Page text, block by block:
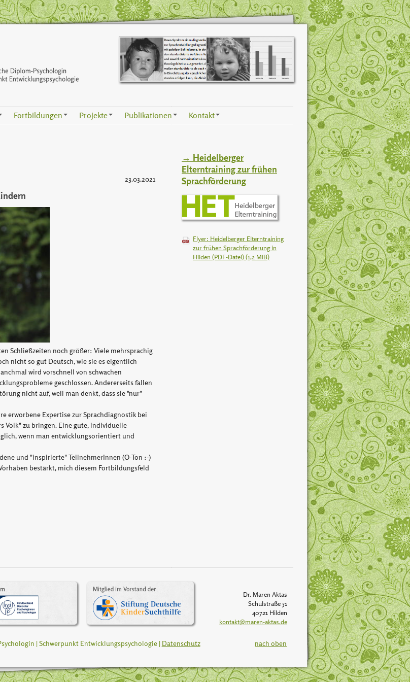
Fortbildungen Projekte Publikationen Kontakt
23.03.2021
Schließzeiten noch größer: Viele mehrsprachig
nicht so gut Deutsch, wie sie es eigentlich
wird vorschnell von schwachen
geschlossen. Andererseits fallen
nicht auf, weil man denkt, dass sie "nur"
erworbene Expertise zur Sprachdiagnostik bei
Volk" zu bringen. Eine gute, individuelle
wenn man entwicklungsorientiert und
und "inspirierte" TeilnehmerInnen (O-Ton :-)
bestärkt, mich diesem Fortbildungsfeld
→ Heidelberger
Elterntraining zur frühen
Sprachförderung
Flyer: Heidelberger Elterntraining
zur frühen Sprachförderung in
Hilden (PDF-Datei)(1,2 MiB)
Dr. Maren Aktas
Schulstraße 51
40721 Hilden
kontakt@maren-aktas.de
| Schwerpunkt Entwicklungspsychologie | Datenschutz nach oben